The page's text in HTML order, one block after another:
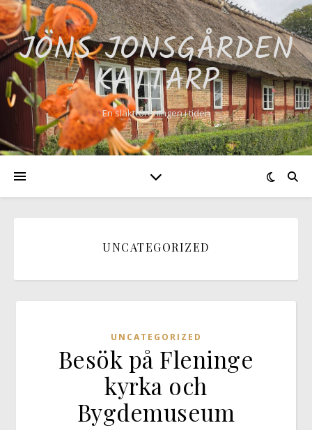
JÖNS JONSGÅRDEN
KATTARP
En släktföreningen i tiden
UNCATEGORIZED
UNCATEGORIZED
Besök på Fleninge
kyrka och
Bygdemuseum